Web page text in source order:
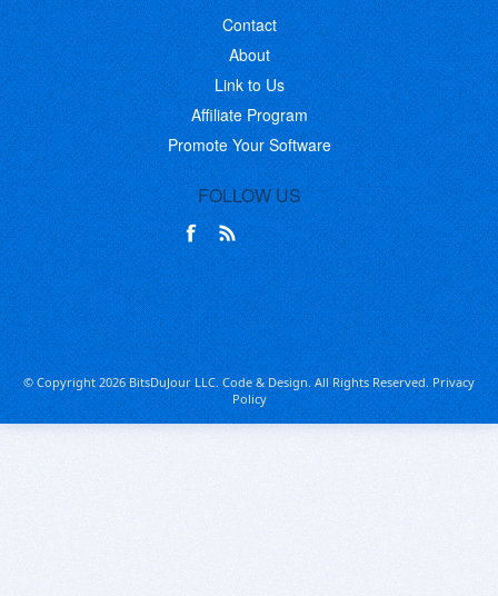
Contact
About
Link to Us
Affiliate Program
Promote Your Software
FOLLOW US
© Copyright 2026 BitsDuJour LLC. Code & Design. All Rights Reserved.Privacy
Policy